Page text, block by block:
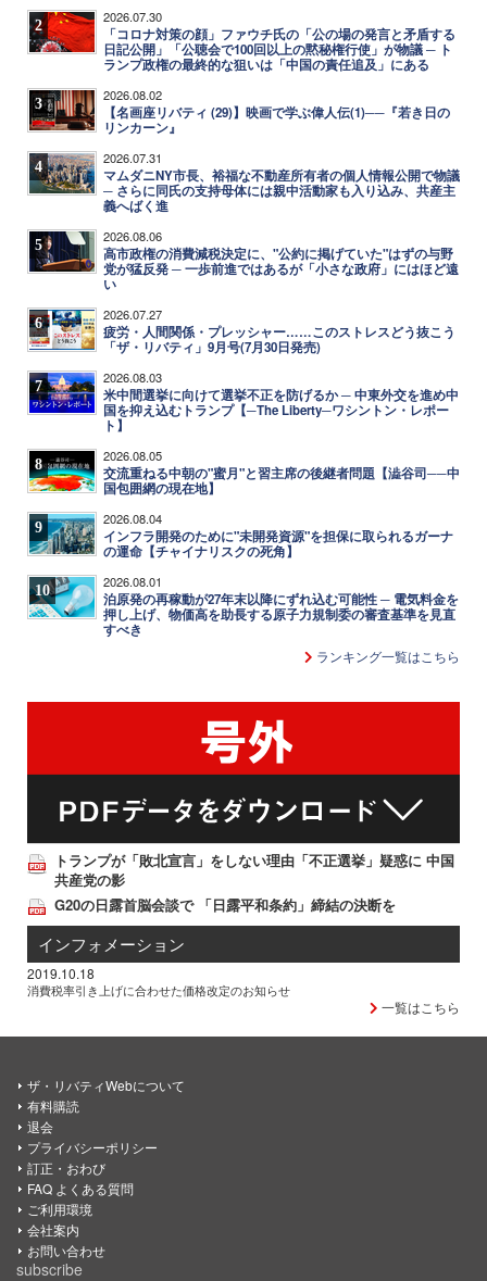
2 2026.07.30
「コロナ対策の顔」ファウチ氏の「公の場の発言と矛盾する
日記公開」「公聴会で100回以上の黙秘権行使」が物議 ─ ト
ランプ政権の最終的な狙いは「中国の責任追及」にある
3 2026.08.02
【名画座リバティ (29)】映画で学ぶ偉人伝(1)──『若き日の
リンカーン』
4 2026.07.31
マムダニNY市長、裕福な不動産所有者の個人情報公開で物議
─ さらに同氏の支持母体には親中活動家も入り込み、共産主
義へばく進
5 2026.08.06
高市政権の消費減税決定に、"公約に掲げていた"はずの与野
党が猛反発 ─ 一歩前進ではあるが「小さな政府」にはほど遠
い
6 2026.07.27
疲労・人間関係・プレッシャー……このストレスどう抜こう
「ザ・リバティ」9月号(7月30日発売)
7 2026.08.03
米中間選挙に向けて選挙不正を防げるか ─ 中東外交を進め中
国を抑え込むトランプ【─The Liberty─ワシントン・レポー
ト】
8 2026.08.05
交流重ねる中朝の"蜜月"と習主席の後継者問題【澁谷司──中
国包囲網の現在地】
9 2026.08.04
インフラ開発のために"未開発資源"を担保に取られるガーナ
の運命【チャイナリスクの死角】
10 2026.08.01
泊原発の再稼動が27年末以降にずれ込む可能性 ─ 電気料金を
押し上げ、物価高を助長する原子力規制委の審査基準を見直
すべき
ランキング一覧はこちら
トランプが「敗北宣言」をしない理由「不正選挙」疑惑に 中国
共産党の影
G20の日露首脳会談で 「日露平和条約」締結の決断を
インフォメーション
2019.10.18
消費税率引き上げに合わせた価格改定のお知らせ
一覧はこちら
ザ・リバティWebについて
有料購読
退会
プライバシーポリシー
訂正・おわび
FAQ よくある質問
ご利用環境
会社案内
お問い合わせ
subscribe